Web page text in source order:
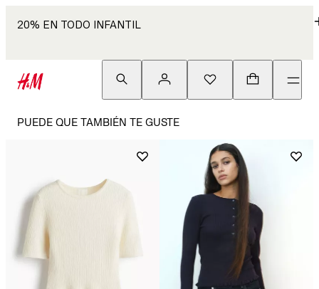
20% EN TODO INFANTIL
PUEDE QUE TAMBIÉN TE GUSTE